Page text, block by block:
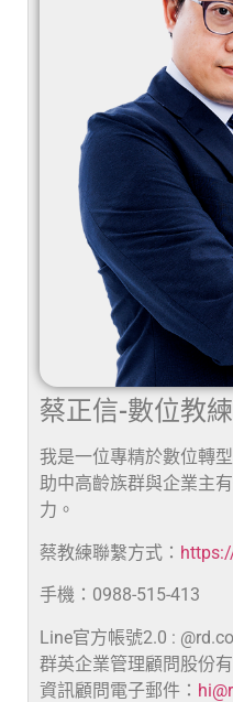
蔡正信-數位教練
我是一位專精於數位轉
助中高齡族群與企業主
力。
蔡教練聯繫方式：
手機：0988-515-413
Line官方帳號2.0 :
群英企業管理顧問股份
資訊顧問電子郵件：